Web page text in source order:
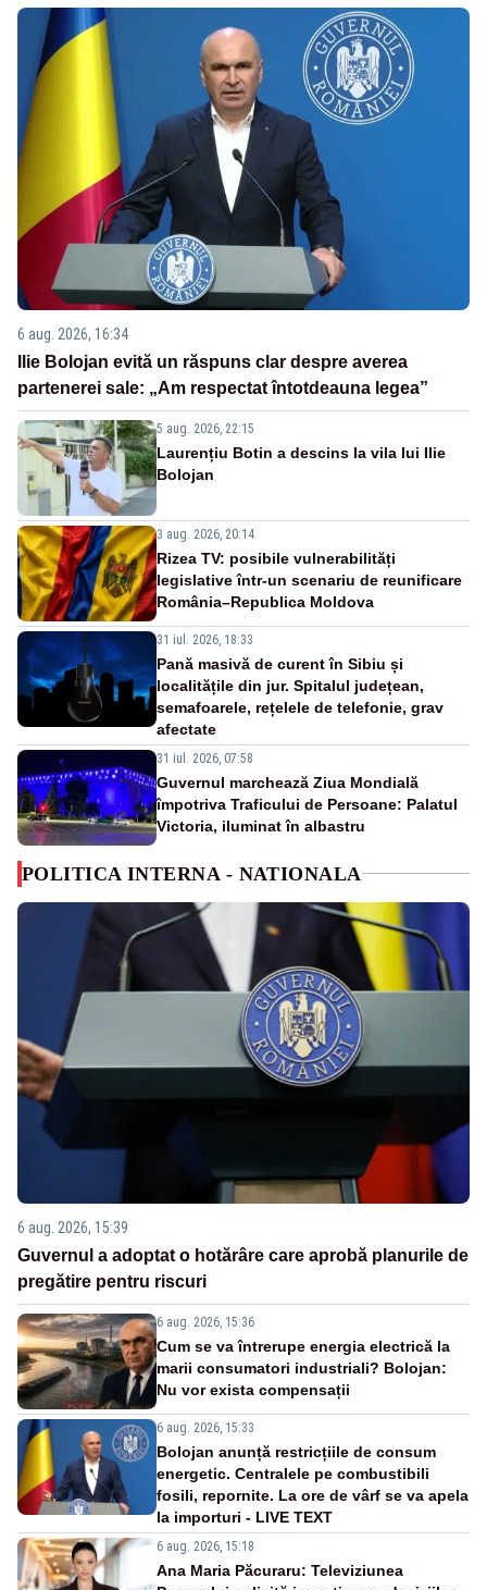
6 aug. 2026, 16:34
Ilie Bolojan evită un răspuns clar despre averea
partenerei sale: „Am respectat întotdeauna legea”
5 aug. 2026, 22:15
Laurențiu Botin a descins la vila lui Ilie
Bolojan
3 aug. 2026, 20:14
Rizea TV: posibile vulnerabilități
legislative într-un scenariu de reunificare
România–Republica Moldova
31 iul. 2026, 18:33
Pană masivă de curent în Sibiu și
localitățile din jur. Spitalul județean,
semafoarele, rețelele de telefonie, grav
afectate
31 iul. 2026, 07:58
Guvernul marchează Ziua Mondială
împotriva Traficului de Persoane: Palatul
Victoria, iluminat în albastru
POLITICA INTERNA - NATIONALA
6 aug. 2026, 15:39
Guvernul a adoptat o hotărâre care aprobă planurile de
pregătire pentru riscuri
6 aug. 2026, 15:36
Cum se va întrerupe energia electrică la
marii consumatori industriali? Bolojan:
Nu vor exista compensații
6 aug. 2026, 15:33
Bolojan anunță restricțiile de consum
energetic. Centralele pe combustibili
fosili, repornite. La ore de vârf se va apela
la importuri - LIVE TEXT
6 aug. 2026, 15:18
Ana Maria Păcuraru: Televiziunea